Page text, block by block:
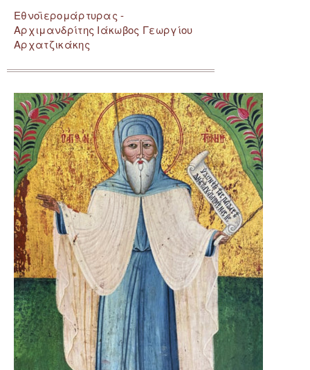
Εθνοϊερομάρτυρας -
Αρχιμανδρίτης Ιάκωβος Γεωργίου
Αρχατζικάκης